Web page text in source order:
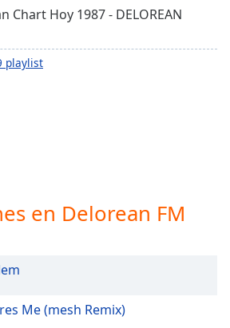
Chart Hoy 1987 - DELOREAN
playlist
en Delorean FM
Me (mesh Remix)